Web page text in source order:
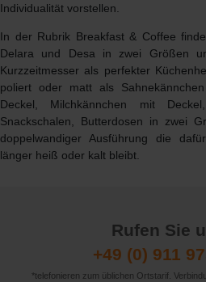
Individualität vorstellen.
In der Rubrik Breakfast & Coffee
Delara und Desa in zwei Größen
Kurzzeitmesser als perfekter
poliert oder matt als
Deckel, Milchkännchen mit
Snackschalen, Butterdosen in zwei
doppelwandiger Ausführung die
länger heiß oder kalt bleibt.
Rufen Sie
+49 (0) 911
*telefonieren zum üblichen Ortstarif.